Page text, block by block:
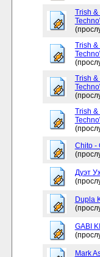
Trish &
Trish &
Trish &
Trish &
Chito -
Дуэт
Dupla
GABI
Mark